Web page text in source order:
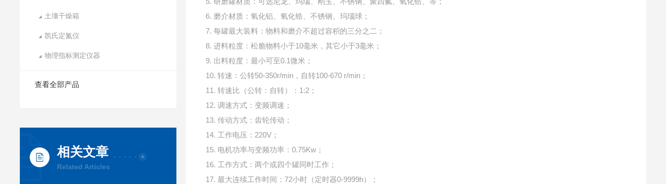
土壤干燥箱
凯氏定氮仪
物理指标测定仪器
查看全部产品
相关文章
Related Articles
6. 磨介材质：氧化铝、氧化锆、不锈钢、玛瑙球；
7. 每罐最大装料：物料和磨介不超过容积的三分之二；
8. 进料粒度：松脆物料小于10毫米，其它小于3毫米；
9. 出料粒度：最小可至0.1微米；
10. 转速 ：公转50-350r/min，自转100-670 r/min；
11. 转速比（公转：自转）：1:2；
12. 调速方式 ：变频调速；
13. 传动方式 ：齿轮传动；
14. 工作电压 ：220V；
15. 电机功率与变频功率：0.75Kw；
16. 工作方式 ：两个或四个罐同时工作；
17. 最大连续工作时间 ：72小时（定时器0-9999h）；